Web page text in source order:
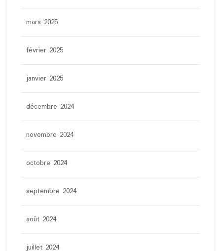
mars 2025
février 2025
janvier 2025
décembre 2024
novembre 2024
octobre 2024
septembre 2024
août 2024
juillet 2024